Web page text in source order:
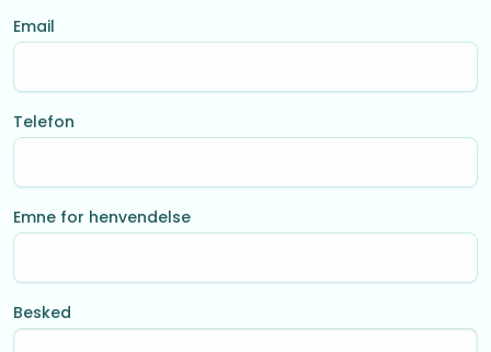
Email
Telefon
Emne for henvendelse
Besked